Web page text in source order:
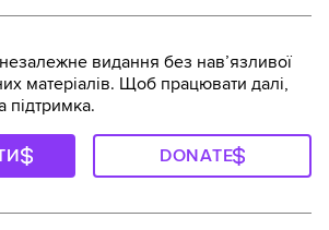
видання без навʼязливої
матеріалів. Щоб працювати далі,
підтримка.
DONATE